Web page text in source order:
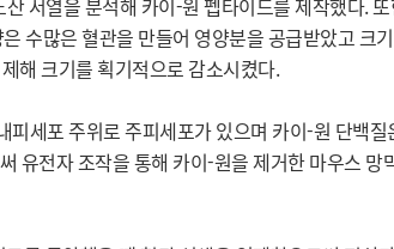
서열을 분석해 카이-원 펩타이드를 제작했다.
수많은 혈관을 만들어 영양분을 공급받았고 크
해 크기를 획기적으로 감소시켰다.
세포 주위로 주피세포가 있으며 카이-원 단백질
유전자 조작을 통해 카이-원을 제거한 마우스 망